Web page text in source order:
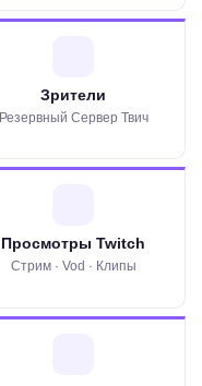
Зрители
Резервный Сервер Твич
Просмотры Twitch
Стрим · Vod · Клипы